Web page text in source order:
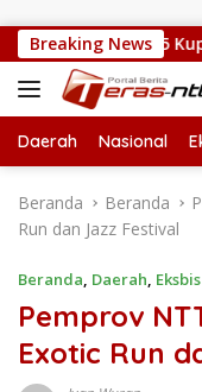
Breaking News
SMPN 5 Kupang
Daerah Nasional
Beranda Beranda
Run dan Jazz Festival
Beranda, Daerah, Eksbis
Pemprov
Exotic Run